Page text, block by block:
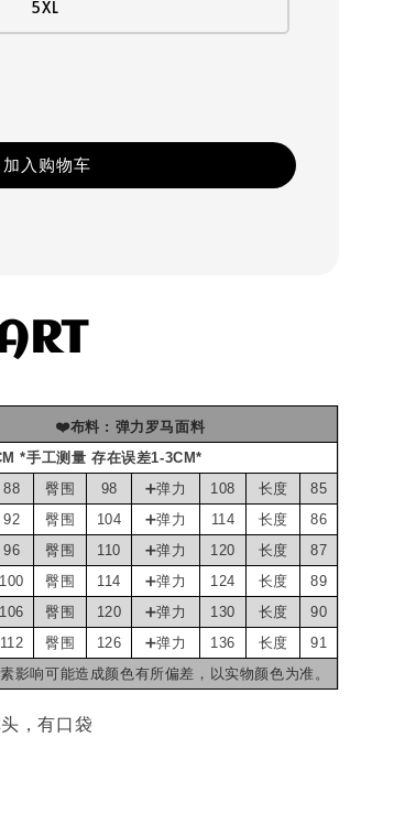
5XL
加入购物车
❤️布料 : 弹力罗马面料
*手工测量 存在误差1-3CM*
88 臀围 98 ➕弹力 108 长度
85
92 臀围 104 ➕弹力 114 长度
86
96 臀围 110 ➕弹力 120 长度
87
100 臀围 114 ➕弹力 124 长度
89
106 臀围 120 ➕弹力 130 长度
90
112 臀围 126 ➕弹力 136 长度
91
影响可能造成颜色有所偏差，以实物颜色为准。
，有口袋